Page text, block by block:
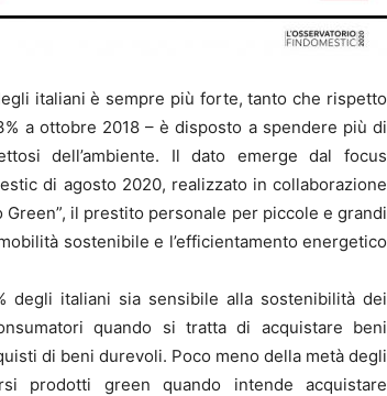
italiani è sempre più forte, tanto che rispetto
a ottobre 2018 – è disposto a spendere più di
dell’ambiente. Il dato emerge dal focus
di agosto 2020, realizzato in collaborazione
il prestito personale per piccole e grandi
sostenibile e l’efficientamento energetico
degli italiani sia sensibile alla sostenibilità dei
quando si tratta di acquistare beni
di beni durevoli. Poco meno della metà degli
prodotti green quando intende acquistare